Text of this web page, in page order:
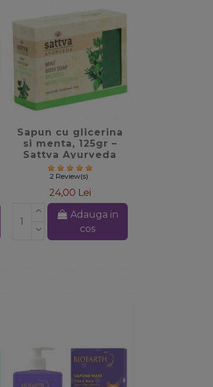
Sapun cu glicerina
si menta, 125gr –
Sattva Ayurveda
2 Review(s)
24,00 Lei
Adauga in
cos